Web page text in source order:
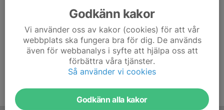
Godkänn kakor
Vi använder oss av kakor (cookies) för att vår
webbplats ska fungera bra för dig. De används
även för webbanalys i syfte att hjälpa oss att
förbättra våra tjänster.
Så använder vi cookies
Godkänn alla kakor